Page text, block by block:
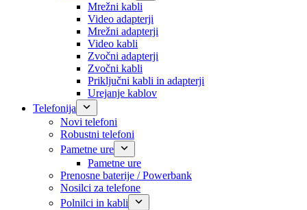
Mrežni kabli
Video adapterji
Mrežni adapterji
Video kabli
Zvočni adapterji
Zvočni kabli
Priključni kabli in adapterji
Urejanje kablov
Telefonija
Novi telefoni
Robustni telefoni
Pametne ure
Pametne ure
Prenosne baterije / Powerbank
Nosilci za telefone
Polnilci in kabli